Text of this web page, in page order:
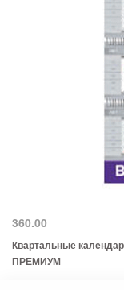
360.00
Квартальные
ПРЕМИУМ